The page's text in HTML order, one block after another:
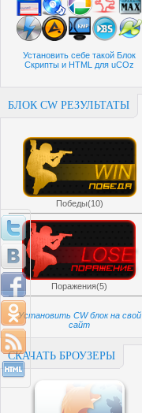
Установить себе такой Блок
Скрипты и HTML для uCOz
БЛОК CW РЕЗУЛЬТАТЫ
Победы(10)
Поражения(5)
Установить CW блок на свой
сайт
СКАЧАТЬ БРОУЗЕРЫ